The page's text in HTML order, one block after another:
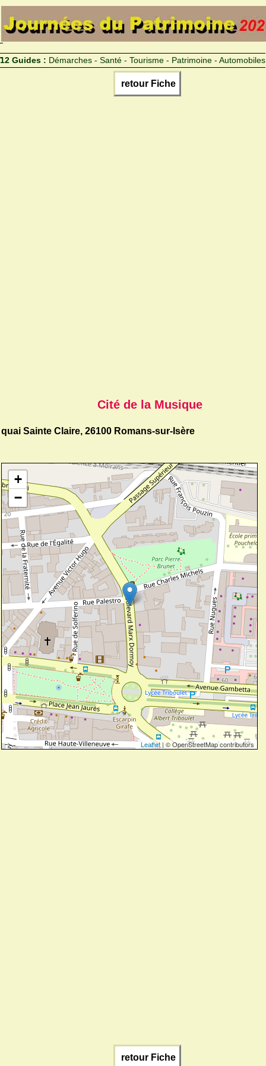
12 Guides : Démarches - Santé - Tourisme - Patrimoine - Automobiles
retour Fiche
Cité de la Musique
quai Sainte Claire, 26100 Romans-sur-Isère
+
−
Leaflet| © OpenStreetMap contributors
retour Fiche